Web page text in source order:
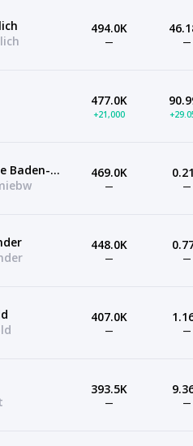
494.0K
— —
477.0K
+21,000
Filmakademie Baden-Württemberg
469.0K
— —
448.0K
— —
407.0K
— —
393.5K
— —